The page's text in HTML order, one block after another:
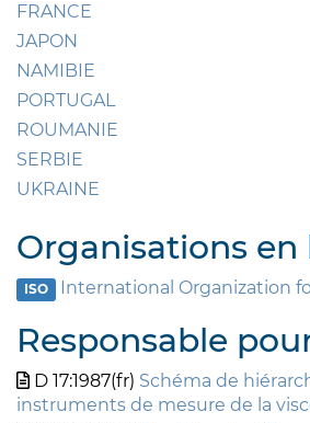
FRANCE
JAPON
NAMIBIE
PORTUGAL
ROUMANIE
SERBIE
UKRAINE
Organisations en
ISO International Organization
Responsable
D 17:1987(fr) Schéma de
instruments de mesure de la